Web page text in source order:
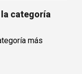
la categoría